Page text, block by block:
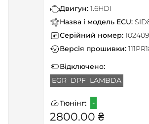
Двигун: 1.6HDI
Назва і модель ECU:
Серійний номер:
Версія прошивки:
Відключено:
EGR DPF LAMBDA
Тюнінг: -
2800.00 ₴